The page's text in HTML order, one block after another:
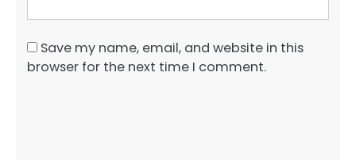
Save my name, email, and website in this
browser for the next time I comment.